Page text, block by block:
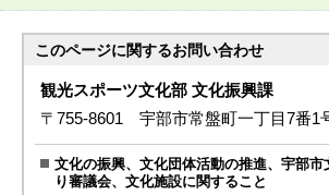
このページに関するお問い合わせ
観光スポーツ文化部 文化振興課
〒755-8601 宇部市常盤町一丁目7番1
文化の振興、文化団体活動の推進、宇部市
り審議会、文化施設に関すること